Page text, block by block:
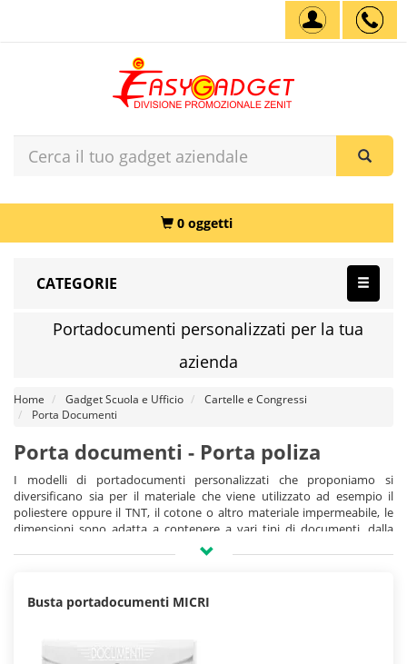
0 oggetti
CATEGORIE
Portadocumenti personalizzati per la tua
azienda
Home Gadget Scuola e Ufficio
Cartelle e Congressi
Porta Documenti
Porta documenti - Porta poliza
I modelli di portadocumenti personalizzati che proponiamo si
diversificano sia per il materiale che viene utilizzato ad esempio il
poliestere oppure il TNT, il cotone o altro materiale impermeabile, le
dimensioni sono adatta a contenere a vari tipi di documenti, dalla
patente alla carta di identità al libretto di circolazione alla poliza della
vostra automobile o imbarcazione, al biglietto aereo, alcuni modelli di
utilizzare un unico articolo per più tipologie di documenti, la chiusura
delle tasche può essere ad incastro, con il velcro e nei modelli meno
Come personalizziamo i porta documenti
Busta portadocumenti MICRI